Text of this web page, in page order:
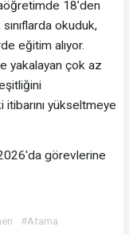
18’den
okuduk,
eğitim alıyor.
yakalayan çok az
yükseltmeye
görevlerine
#Atama